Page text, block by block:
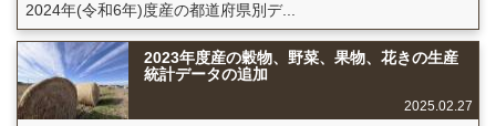
2024年(令和6年)度産の都道府県別デ...
2023年度産の穀物、野菜、果物、花きの生産
統計データの追加
2025.02.27